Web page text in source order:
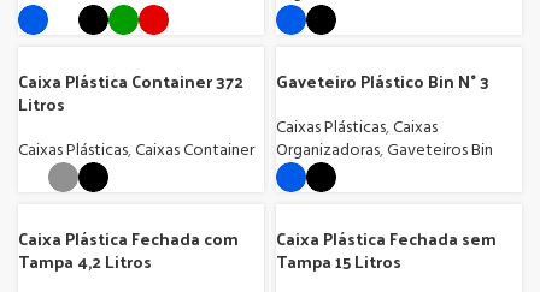
Caixa Plástica Container 372
Litros
Caixas Plásticas,Caixas Container
Gaveteiro Plástico Bin N° 3
Caixas Plásticas,Caixas
Organizadoras,Gaveteiros Bin
Caixa Plástica Fechada com
Tampa 4,2 Litros
Caixa Plástica Fechada sem
Tampa 15 Litros